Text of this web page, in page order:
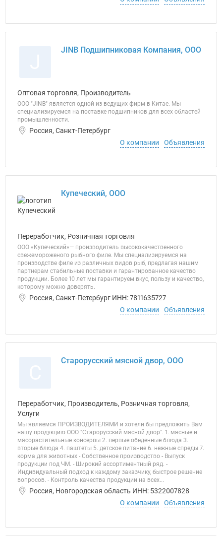
JINB Подшипниковая Компания, ООО
Оптовая торговля, Производитель
ООО "JINB" является одной из ведущих фирм в Китае. Мы
специализируемся на поставке подшипников для всех областей
промышленности.
Россия, Санкт-Петербург
О компании
Объявления
Купеческий, ООО
Переработчик, Розничная торговля
ООО «Купеческий»— производитель высококачественного
свежемороженого рыбного филе. Мы специализируемся на
производстве филе из различных видов рыб, предлагая нашим
партнерам стабильные поставки и гарантированное качество
продукции. Более 10 лет мы гарантируем вкус, пользу и качество,
которому можно доверять.
Россия, Санкт-Петербург ИНН: 7811635727
О компании
Объявления
Старорусский мясной двор, ООО
Переработчик, Производитель, Розничная торговля,
Услуги
Мы являемся ПРОИЗВОДИТЕЛЯМИ и хотели бы предложить Вам
нашу продукцию ООО "Старорусский мясной двор". 1. мясные и
мясорастительные консервы 2. первые обеденные блюда 3.
вторые блюда 4. паштеты 5. детское питание 6. нежные спреды 7.
корма для животных - Собственное производство - Выпуск
продукции под ЧМ. - Широкий ассортиментный ряд. -
Индивидуальный подход к каждому заказчику, быстрое решение
вопросов. - Контроль качества продукции на всех...
Россия, Новгородская область ИНН: 5322007828
О компании
Объявления